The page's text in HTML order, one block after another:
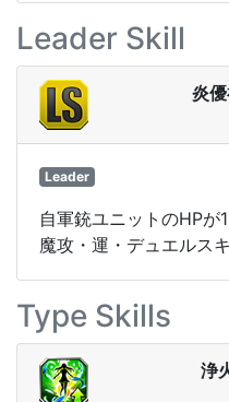
Leader Skill
炎
Leader
自軍銃ユニットのHPが
魔攻・運・デュエルス
Type Skills
浄